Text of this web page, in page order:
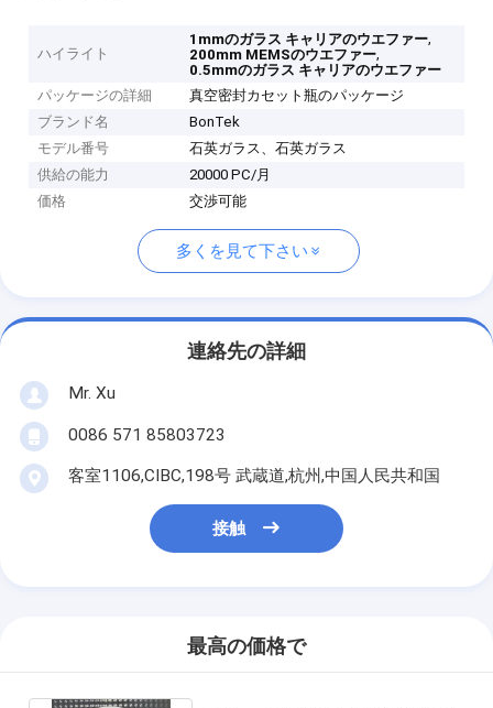
ハイライト
1mmのガラス キャリアのウエファー,
200mm MEMSのウエファー,
0.5mmのガラス キャリアのウエファー
パッケージの詳細
真空密封カセット瓶のパッケージ
ブランド名
BonTek
モデル番号
石英ガラス、石英ガラス
供給の能力
20000 PC/月
価格
交渉可能
多くを見て下さい
連絡先の詳細
Mr. Xu
0086 571 85803723
客室1106,CIBC,198号 武蔵道,杭州,中国人民共和国
接触
最高の価格で